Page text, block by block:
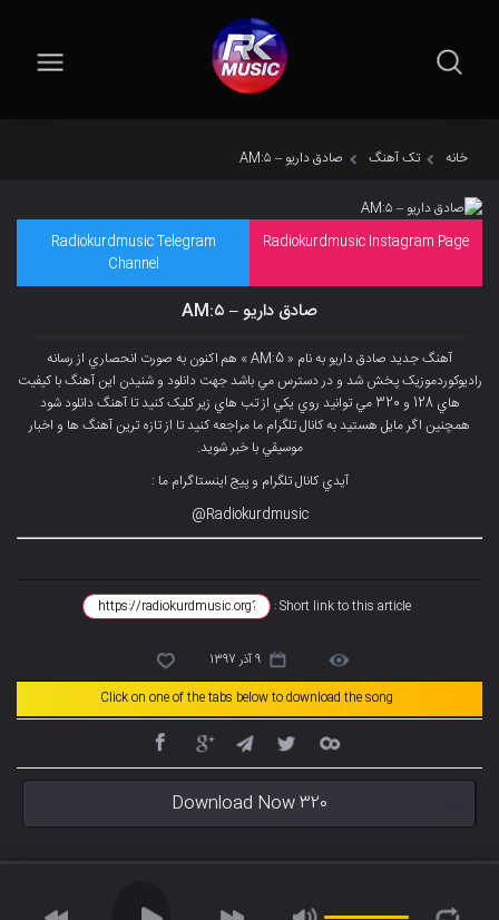
خانه تک آهنگ صادق داریو – ۵:AM
Radiokurdmusic Instagram Page
Radiokurdmusic Telegram
Channel
صادق داریو – ۵:AM
آهنگ جديد صادق داریو به نام « 5:AM » هم اکنون به صورت انحصاري از رسانه
راديوکوردموزيک پخش شد و در دسترس مي باشد جهت دانلود و شنيدن اين آهنگ با کيفيت
هاي 128 و 320 مي توانيد روي يکي از تب هاي زير کليک کنيد تا آهنگ دانلود شود
همچنين اگر مايل هستيد به کانال تلگرام ما مراجعه کنيد تا از تازه ترين آهنگ ها و اخبار
موسيقي با خبر شويد.
آيدي کانال تلگرام و پيج اينستاگرام ما :
Radiokurdmusic@
Short link to this article :
9 آذر 1397
Click on one of the tabs below to download the song
Download Now 320